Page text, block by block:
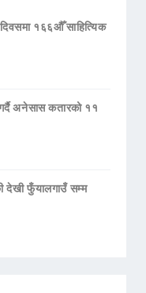
१६६औँ साहित्यिक
अनेसास कतारको ११
देखी फुँयालगाउँ सम्म